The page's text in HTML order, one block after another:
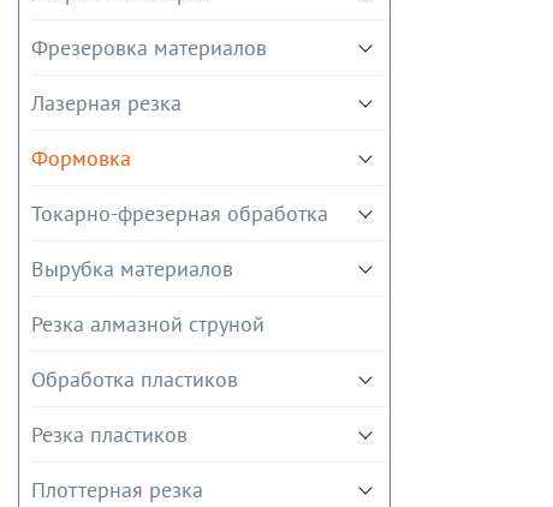
Фрезеровка материалов
Лазерная резка
Формовка
Токарно-фрезерная обработка
Вырубка материалов
Резка алмазной струной
Обработка пластиков
Резка пластиков
Плоттерная резка